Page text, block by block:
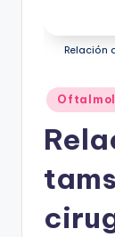
Relación
Publicado
en